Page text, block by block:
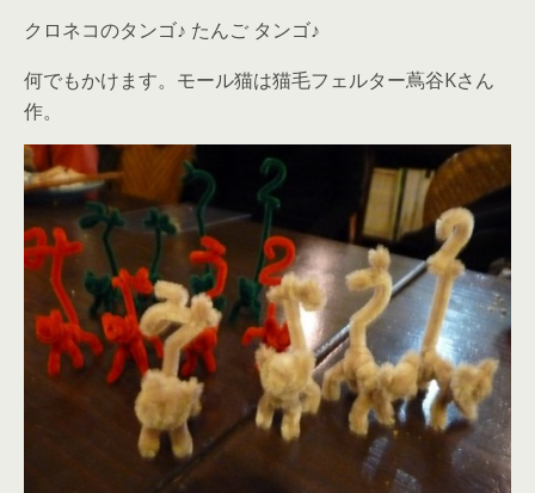
クロネコのタンゴ♪ たんご タンゴ♪
何でもかけます。モール猫は猫毛フェルター蔦谷Kさん
作。